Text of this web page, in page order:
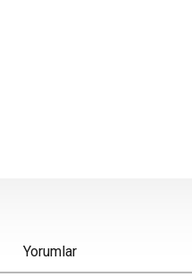
Yorumlar